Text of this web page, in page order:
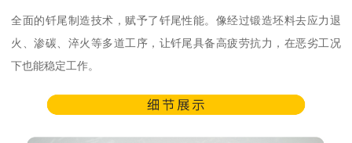
全面的钎尾制造技术，赋予了钎尾性能。像经过锻造坯料去应力退
火、渗碳、淬火等多道工序，让钎尾具备高疲劳抗力，在恶劣工况
下也能稳定工作。